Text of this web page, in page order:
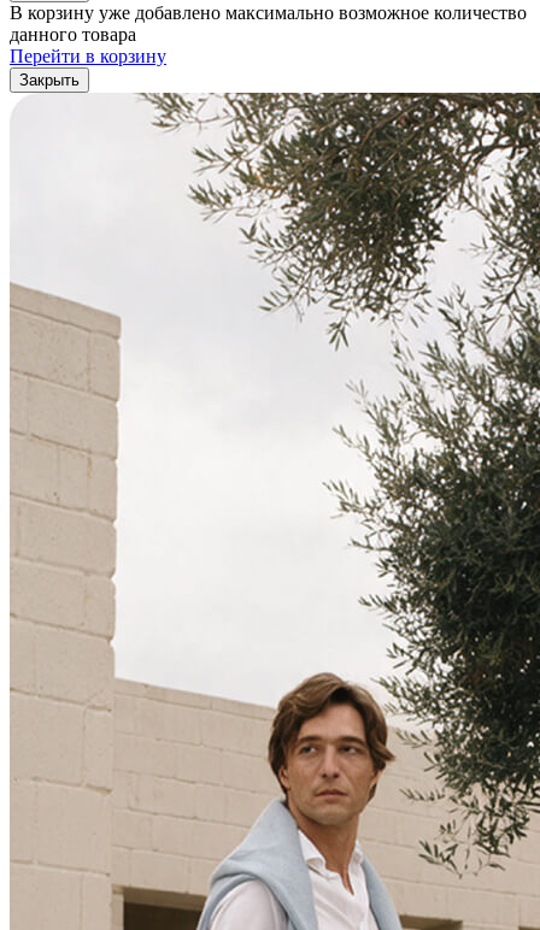
В корзину уже добавлено максимально возможное количество
данного товара
Перейти в корзину
Закрыть